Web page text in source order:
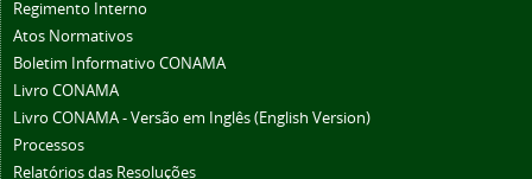
Regimento Interno
Atos Normativos
Boletim Informativo CONAMA
Livro CONAMA
Livro CONAMA - Versão em Inglês (English Version)
Processos
Relatórios das Resoluções